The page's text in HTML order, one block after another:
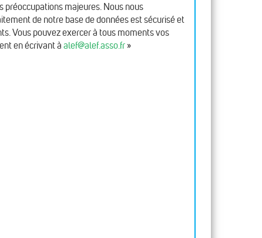
préoccupations majeures. Nous nous
de notre base de données est sécurisé et
Vous pouvez exercer à tous moments vos
en écrivant à alef@alef.asso.fr»